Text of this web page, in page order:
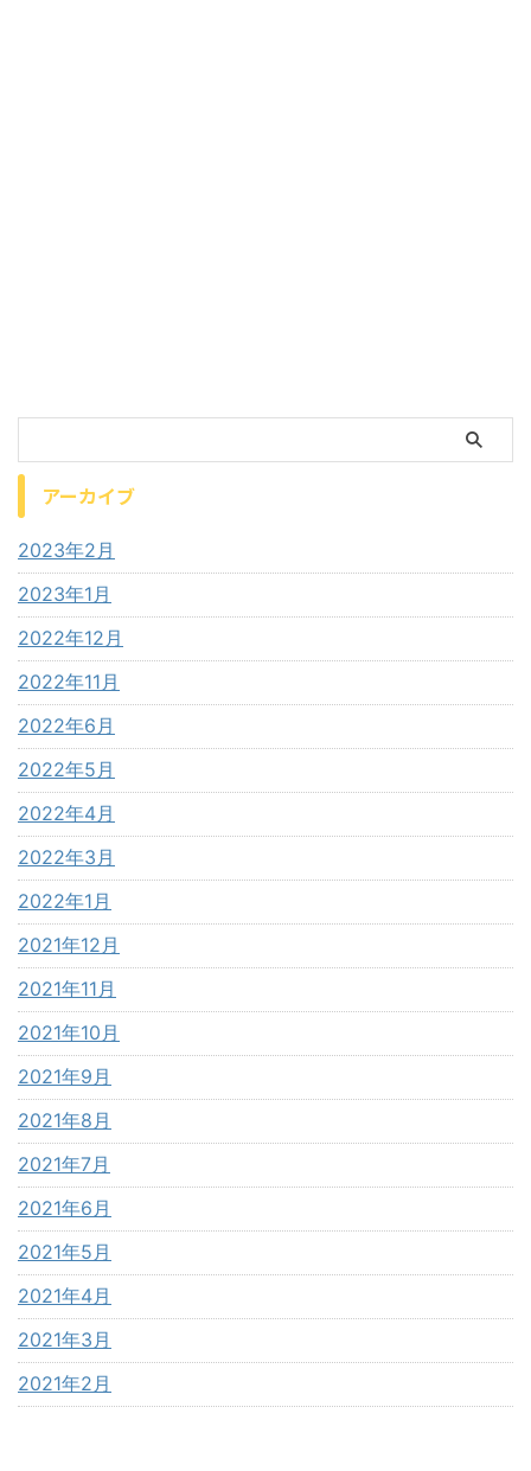
アーカイブ
2023年2月
2023年1月
2022年12月
2022年11月
2022年6月
2022年5月
2022年4月
2022年3月
2022年1月
2021年12月
2021年11月
2021年10月
2021年9月
2021年8月
2021年7月
2021年6月
2021年5月
2021年4月
2021年3月
2021年2月